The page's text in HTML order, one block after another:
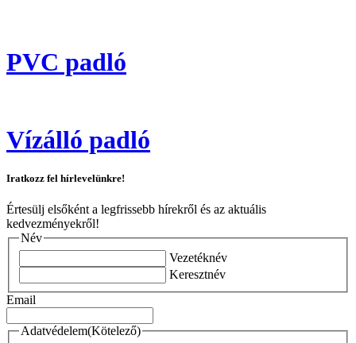
PVC padló
Vízálló padló
Iratkozz fel hírlevelünkre!
Értesülj elsőként a legfrissebb hírekről és az aktuális
kedvezményekről!
Név
Vezetéknév
Keresztnév
Email
Adatvédelem(Kötelező)